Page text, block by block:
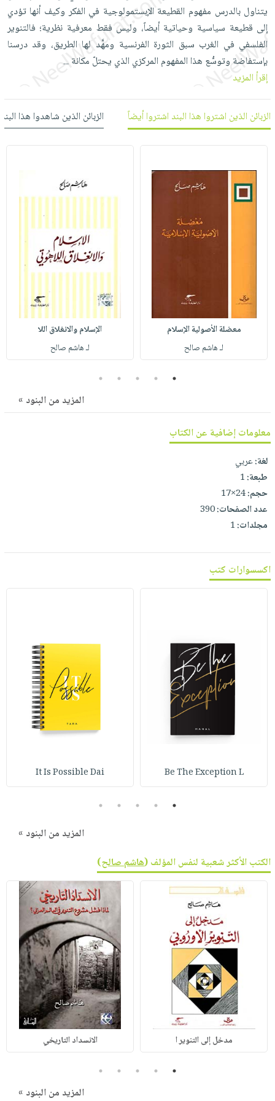
العناية
بالأسنان
الحمية
والتغذية
أدوات
المائدة
الأوعية
والتخزين
أدوات
المطبخ
الأكثر
مبيعاً
العودة
للمدارس
اكسسوارات
كتب
اكسسوارات
منزلية
اكسسوارات
ملابس
مطرزات
حقائب
أطفال
مناسبات
شحن
مجاني
بنود
مختارة
اشتراكات
كل
الاشتراكات
صندوق
القراءة
iKitab
بلا
حدود
بحث
متقدم
نيل
وفرات
أسئلة
يتكرر
خدمات
انشر
كتابك
تواصل
معنا
عربة
الإصدارات
يتناول بالدرس مفهوم القطيعة الإبستمولوجية في الفكر وكيف أنها تؤدي
إلى قطيعة سياسية وحياتية أيضاً، وليس فقط معرفية نظرية؛ فالتنوير
الفلسفي في الغرب سبق الثورة الفرنسية ومهَّد لها الطريق، وقد درسنا
بإستفاضة وتوسُّع هذا المفهوم المركزي الذي يحتلّ مكانة...
إقرأ المزيد
الزبائن الذين اشتروا هذا البند اشتروا أيضاً الزبائن الذين شاهدوا هذا
معضلة الأصولية الإسلام
لـ هاشم صالح
الإسلام والانغلاق اللا
لـ هاشم صالح
1
2
3
4
5
المزيد من البنود »
معلومات إضافية عن الكتاب
لغة:عربي
طبعة:1
حجم:24×17
عدد الصفحات:390
مجلدات:1
اكسسوارات كتب
Be The Exception L
It Is Possible Dai
1
2
3
4
5
المزيد من البنود »
الكتب الأكثر شعبية لنفس المؤلف (هاشم صالح)
مدخل إلى التنوير ا الانسداد التاريخي
1
2
3
4
5
المزيد من البنود »